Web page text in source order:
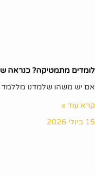
לומדים מתמטיקה?
אם יש משהו שלמדנו
קרא עוד »
15 ביולי 2026